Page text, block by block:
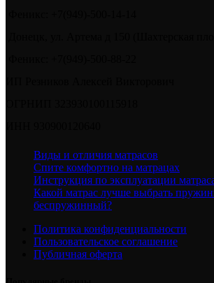
Виды и отличия матрасов
Спите комфортно на матрацах
Инструкция по эксплуатации
Какой матрас лучше выбрать
беспружинный?
Политика конфиденциальности
Пользовательское соглашение
Публичная оферта